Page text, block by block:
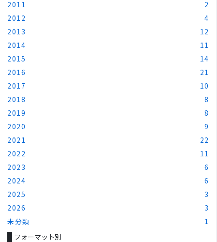
2011
2
2012
4
2013
12
2014
11
2015
14
2016
21
2017
10
2018
8
2019
8
2020
9
2021
22
2022
11
2023
6
2024
6
2025
3
2026
3
未分類
1
フォーマット別